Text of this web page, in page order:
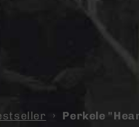
› Perkele